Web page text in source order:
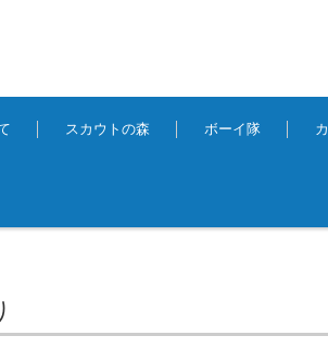
スカウトの森 ボーイ隊